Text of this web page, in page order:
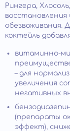
Рингера,
восстановления
обезвоживания.
коктейль
витаминно-
– для
увеличения
негативных
(препараты
эффект),